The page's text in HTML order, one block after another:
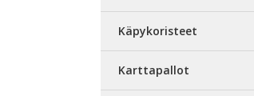
Käpykoristeet
Karttapallot